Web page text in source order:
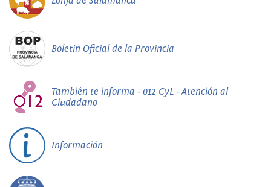
Boletín Oficial de la Provincia
También te informa - 012 CyL - Atención al
Ciudadano
Información